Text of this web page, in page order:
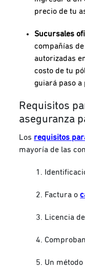
precio de tu
Sucursales
compañías
autorizadas
costo de tu
guiará paso a
Requisitos
aseguranza
Los requisitos
mayoría de las
Factura o
Licencia
Un